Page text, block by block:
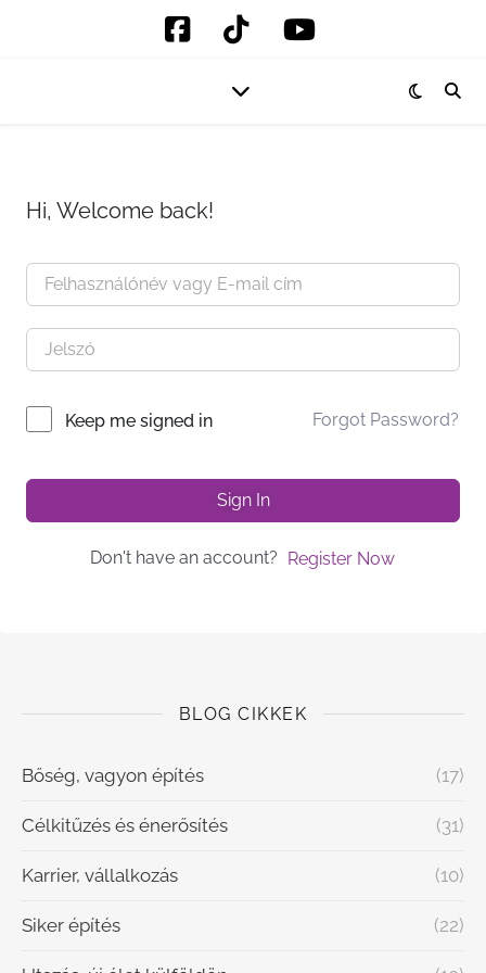
Hi, Welcome back!
Keep me signed in Forgot Password?
Sign In
Don't have an account? Register Now
BLOG CIKKEK
Bőség, vagyon építés (17)
Célkitűzés és énerősítés (31)
Karrier, vállalkozás (10)
Siker építés (22)